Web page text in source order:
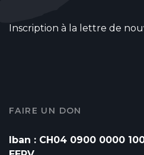
Inscription à la lettre de
FAIRE UN DON
Iban : CH04 0900 0000